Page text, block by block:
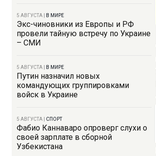
5 АВГУСТА В МИРЕ
Экс-чиновники из Европы и РФ
провели тайную встречу по Украине
– СМИ
5 АВГУСТА В МИРЕ
Путин назначил новых
командующих группировками
войск в Украине
5 АВГУСТА СПОРТ
Фабио Каннаваро опроверг слухи о
своей зарплате в сборной
Узбекистана